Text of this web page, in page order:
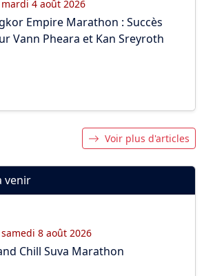
mardi 4 août 2026
Empire Marathon : Succès
Vann Pheara et Kan Sreyroth
Voir plus d'articles
venir
samedi 8 août 2026
Chill Suva Marathon